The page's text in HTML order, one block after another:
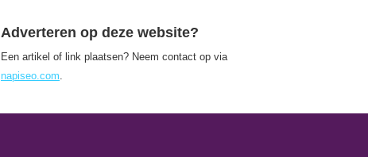
Adverteren op deze website?
Een artikel of link plaatsen? Neem contact op via
napiseo.com.